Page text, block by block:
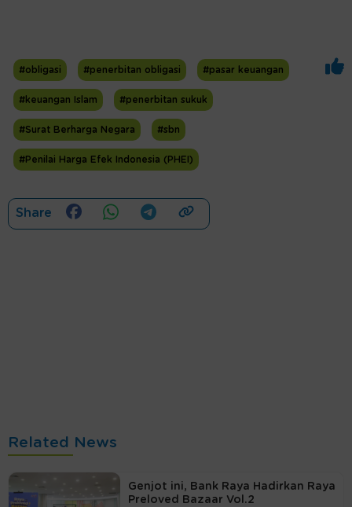
#obligasi #penerbitan obligasi #pasar keuangan
#keuangan Islam #penerbitan sukuk
#Surat Berharga Negara #sbn
#Penilai Harga Efek Indonesia (PHEI)
Share
Related News
Genjot ini, Bank Raya Hadirkan Raya
Preloved Bazaar Vol.2